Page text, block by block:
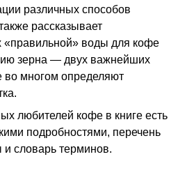
различных способов
рассказывает
«правильной» воды для кофе
зерна — двух важнейших
во многом определяют
любителей кофе в книге есть
подробностями, перечень
и словарь терминов.